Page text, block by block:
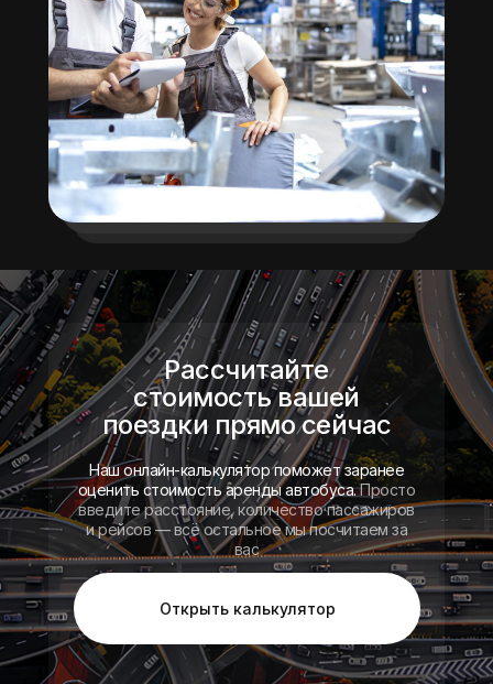
Наш онлайн-калькулятор поможет заранее
оценить стоимость аренды автобуса.Просто
введите расстояние, количество пассажиров
и рейсов — всё остальное мы посчитаем за
вас
Рассчитайте
стоимость вашей
поездки прямо сейчас
Открыть калькулятор